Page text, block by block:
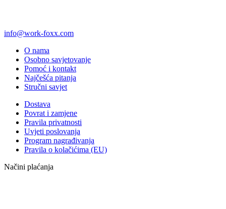
info@work-foxx.com
O nama
Osobno savjetovanje
Pomoć i kontakt
Najčešća pitanja
Stručni savjet
Dostava
Povrat i zamjene
Pravila privatnosti
Uvjeti poslovanja
Program nagrađivanja
Pravila o kolačićima (EU)
Načini plaćanja